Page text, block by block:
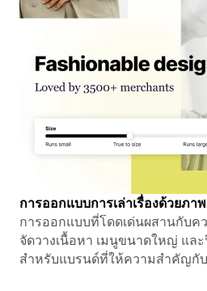
การออกแบบการเล่าเรื่องด้วยภาพ
การออกแบบที่โดดเด่นผสานกับค
จัดวางเนื้อหา เมนูขนาดใหญ่ แล
สำหรับแบรนด์ที่ให้ความสำคัญกั